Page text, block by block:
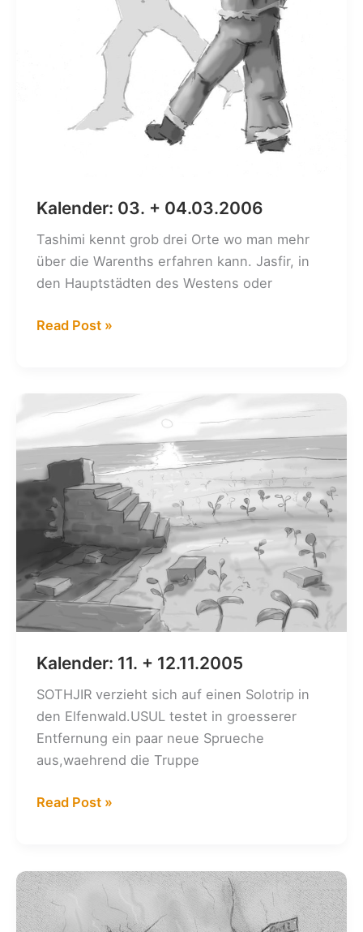
Kalender: 03. + 04.03.2006
Tashimi kennt grob drei Orte wo man mehr
über die Warenths erfahren kann. Jasfir, in
den Hauptstädten des Westens oder
Kalender:
Read Post »
Kalender: 11. + 12.11.2005
SOTHJIR verzieht sich auf einen Solotrip in
den Elfenwald.USUL testet in groesserer
Entfernung ein paar neue Sprueche
aus,waehrend die Truppe
Kalender:
Read Post »